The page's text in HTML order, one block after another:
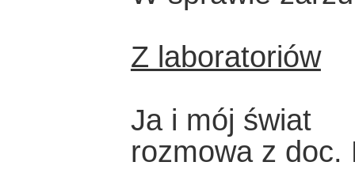
Z laboratoriów
Ja i mój świat
rozmowa z doc.